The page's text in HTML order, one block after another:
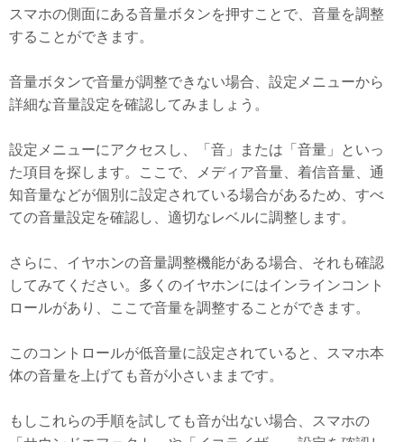
スマホの側面にある音量ボタンを押すことで、音量を調整
することができます。
音量ボタンで音量が調整できない場合、設定メニューから
詳細な音量設定を確認してみましょう。
設定メニューにアクセスし、「音」または「音量」といっ
た項目を探します。ここで、メディア音量、着信音量、通
知音量などが個別に設定されている場合があるため、すべ
ての音量設定を確認し、適切なレベルに調整します。
さらに、イヤホンの音量調整機能がある場合、それも確認
してみてください。多くのイヤホンにはインラインコント
ロールがあり、ここで音量を調整することができます。
このコントロールが低音量に設定されていると、スマホ本
体の音量を上げても音が小さいままです。
もしこれらの手順を試しても音が出ない場合、スマホの